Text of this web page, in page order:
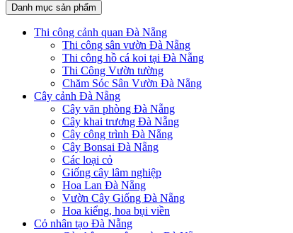
Danh mục sản phẩm
Thi công cảnh quan Đà Nẵng
Thi công sân vườn Đà Nẵng
Thi công hồ cá koi tại Đà Nẵng
Thi Công Vườn tường
Chăm Sóc Sân Vườn Đà Nẵng
Cây cảnh Đà Nẵng
Cây văn phòng Đà Nẵng
Cây khai trương Đà Nẵng
Cây công trình Đà Nẵng
Cây Bonsai Đà Nẵng
Các loại cỏ
Giống cây lâm nghiệp
Hoa Lan Đà Nẵng
Vườn Cây Giống Đà Nẵng
Hoa kiểng, hoa bụi viền
Cỏ nhân tạo Đà Nẵng